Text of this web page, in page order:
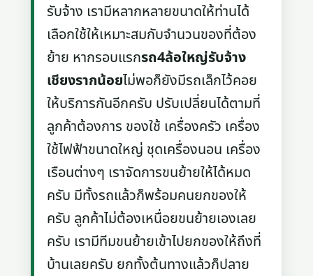
รับจ้าง เรามีหลากหลายขนาดให้ท่านได้
เลือกใช้ให้เหมาะสมกับจำนวนของที่ต้อง
ย้าย หากรอบแรกรถ4ล้อใหญ่รับจ้าง
เชียงรากน้อยไม่พอก็ยังมีรถเล็กไว้คอย
ให้บริการกันอีกครับ ปรับเปลี่ยนได้ตามที่
ลูกค้าต้องการ ของใช้ เครื่องครัว เครื่อง
ใช้ไฟฟ้าขนาดใหญ่ ชุดเครื่องนอน เครื่อง
เรือนต่างๆ เราจัดการขนย้ายให้ได้หมด
ครับ มีทั้งรถแล้วก็พร้อมคนยกของให้
ครับ ลูกค้าไม่ต้องเหนื่อยขนย้ายเองเลย
ครับ เรามีทีมขนย้ายเข้าไปยกของให้ถึงที่
บ้านเลยครับ ยกทั้งต้นทางแล้วก็ปลาย